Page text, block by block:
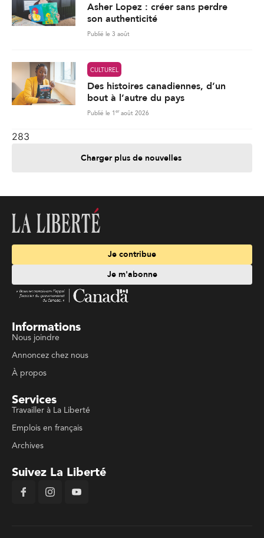
Asher Lopez : créer sans perdre
son authenticité
Publié le 3 août
CULTUREL
Des histoires canadiennes, d’un
bout à l’autre du pays
Publié le 1 er août 2026
283
Charger plus de nouvelles
Je contribue
Je m'abonne
Informations
Nous joindre
Annoncez chez nous
À propos
Services
Travailler à La Liberté
Emplois en français
Archives
Suivez La Liberté